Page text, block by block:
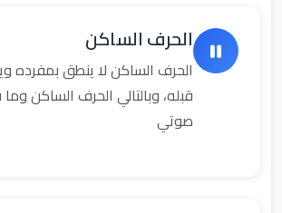
الحرف الساكن
الحرف الساكن لا ينطق بمفرده
قبله، وبالتالي الحرف الساكن
صوتي